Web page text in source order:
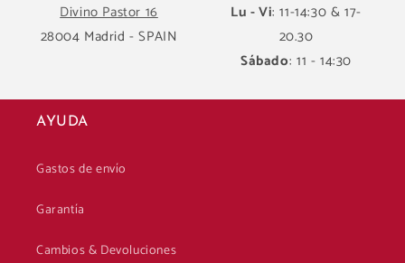
Divino Pastor 16
28004 Madrid - SPAIN
Lu - Vi: 11-14:30 & 17-
20.30
Sábado: 11 - 14:30
AYUDA
Gastos de envío
Garantía
Cambios & Devoluciones